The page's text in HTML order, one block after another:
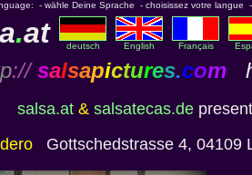
- wähle Deine Sprache - choisissez votre langue
.at deutsch English Français
:// salsapictures.com
salsa.at & salsatecas.de
Gottschedstrasse 4, 04109